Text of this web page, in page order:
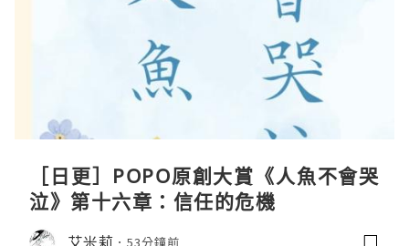
［日更］POPO原創大賞《人魚不會哭
泣》第十六章：信任的危機
艾米莉 53分鐘前